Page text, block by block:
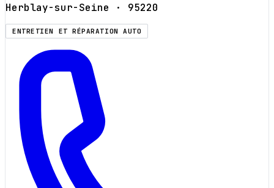
Herblay-sur-Seine · 95220
ENTRETIEN ET RÉPARATION AUTO